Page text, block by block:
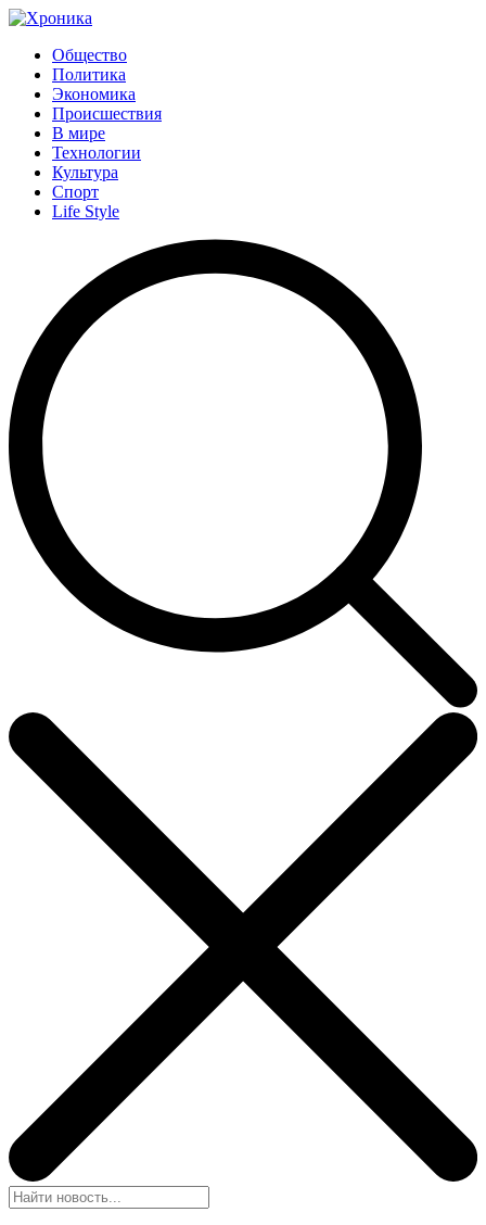
Общество
Политика
Экономика
Происшествия
В мире
Технологии
Культура
Спорт
Life Style